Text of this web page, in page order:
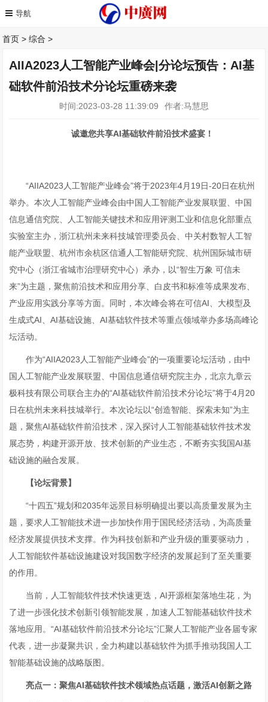
首页 >综合 >
AIIA2023人工智能产业峰会|分论坛预告：AI基
础软件前沿技术分论坛重磅来袭
时间:2023-03-28 11:39:09 作者:马慧思
诚邀您共享AI基础软件前沿技术盛宴！
“AIIA2023人工智能产业峰会”将于2023年4月19日-20日在杭州
举办。本次人工智能产业峰会由中国人工智能产业发展联盟、中国
信息通信究院、人工智能关键技术和应用评测工业和信息化部重点
实验室主办，浙江杭州未来科技城管理委员会、中关村数智人工智
能产业联盟、杭州市余杭区信通人工智能研究院、杭州国际城市研
究中心（浙江省城市治理研究中心）承办，以“智生万象 可信未
来”为主题，聚焦前沿技术和应用分享、白皮书和标准等成果发布、
产业应用实践分享等方面。同时，本次峰会将在可信AI、大模型及
生成式AI、AI基础设施、AI基础软件技术等重点领域举办多场高峰论
坛活动。
作为“AIIA2023人工智能产业峰会”的一项重要论坛活动，由中
国人工智能产业发展联盟、中国信息通信研究院主办，北京九章云
极科技有限公司联合主办的“AI基础软件前沿技术分论坛”将于4月20
日在杭州未来科技城举行。本次论坛以“创造智能、探索未知”为主
题，聚焦AI基础软件前沿技术，深入探讨人工智能基础软件技术发
展态势，构建开源开放、技术创新的产业生态，不断夯实我国AI基
础设施的融合发展。
【论坛背景】
“十四五”规划和2035年远景目标明确提出要以高质量发展为主
题，要求人工智能技术进一步加快作用于国民经济活动，为高质量
经济发展提供技术支撑。作为科技创新和产业升级的重要驱动力，
人工智能软件基础设施建设对我国数字经济的发展起到了至关重要
的作用。
当前，人工智能软件技术快速更迭，AI开源框架落地生花，为
了进一步强化技术创新引领智能发展，加速人工智能基础软件技术
落地应用。“AI基础软件前沿技术分论坛”汇聚人工智能产业各届专家
代表，进一步凝聚共识，全力构建以基础软件为抓手推动我国人工
智能基础设施的战略版图。
亮点一 ：聚焦AI基础软件技术领域热点话题，激活AI创新之路